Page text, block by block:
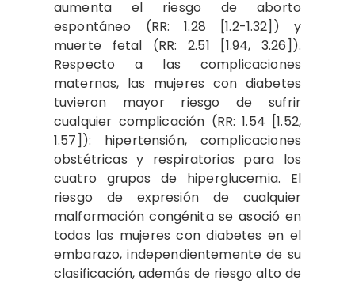
aumenta el riesgo de aborto
espontáneo (RR: 1.28 [1.2-1.32]) y
muerte fetal (RR: 2.51 [1.94, 3.26]).
Respecto a las complicaciones
maternas, las mujeres con diabetes
tuvieron mayor riesgo de sufrir
cualquier complicación (RR: 1.54 [1.52,
1.57]): hipertensión, complicaciones
obstétricas y respiratorias para los
cuatro grupos de hiperglucemia. El
riesgo de expresión de cualquier
malformación congénita se asoció en
todas las mujeres con diabetes en el
embarazo, independientemente de su
clasificación, además de riesgo alto de